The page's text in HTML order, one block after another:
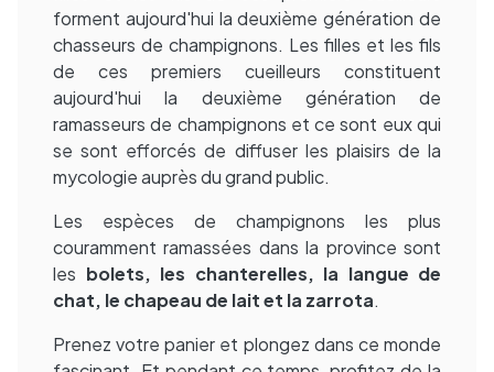
forment aujourd'hui la deuxième génération de
chasseurs de champignons. Les filles et les fils
de ces premiers cueilleurs constituent
aujourd'hui la deuxième génération de
ramasseurs de champignons et ce sont eux qui
se sont efforcés de diffuser les plaisirs de la
mycologie auprès du grand public.
Les espèces de champignons les plus
couramment ramassées dans la province sont
les bolets, les chanterelles, la langue de
chat, le chapeau de lait et la zarrota.
Prenez votre panier et plongez dans ce monde